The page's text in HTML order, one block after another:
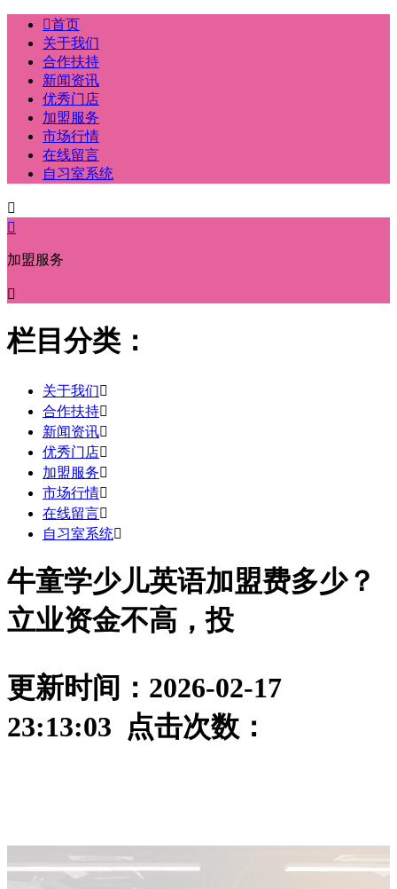
首页
关于我们
合作扶持
新闻资讯
优秀门店
加盟服务
市场行情
在线留言
自习室系统


加盟服务

栏目分类：
关于我们
合作扶持
新闻资讯
优秀门店
加盟服务
市场行情
在线留言
自习室系统
牛童学少儿英语加盟费多少？
立业资金不高，投
更新时间：2026-02-17
23:13:03 点击次数：